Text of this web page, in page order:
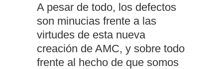
A pesar de todo, los defectos
son minucias frente a las
virtudes de esta nueva
creación de AMC, y sobre todo
frente al hecho de que somos